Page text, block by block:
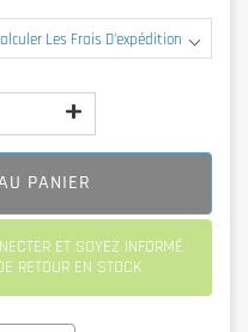
Les Frais D'expédition
PANIER
RETOUR EN STOCK